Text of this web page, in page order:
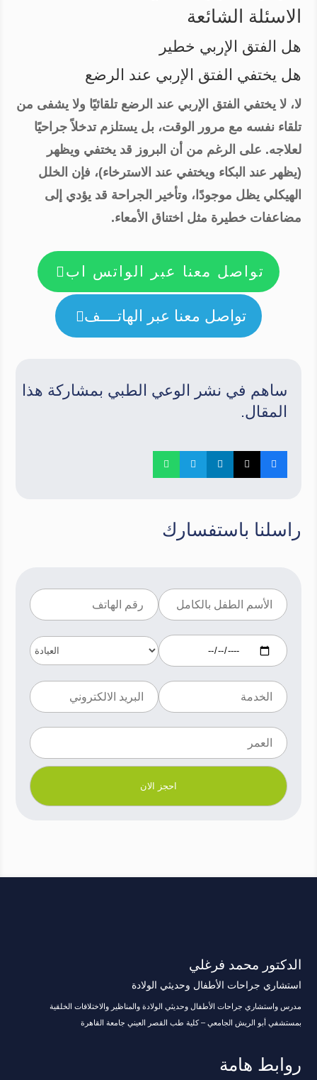
الاسئلة الشائعة
هل الفتق الإربي خطير
هل يختفي الفتق الإربي عند الرضع
لا، لا يختفي الفتق الإربي عند الرضع تلقائيًا ولا يشفى من
تلقاء نفسه مع مرور الوقت، بل يستلزم تدخلاً جراحيًا
لعلاجه. على الرغم من أن البروز قد يختفي ويظهر
(يظهر عند البكاء ويختفي عند الاسترخاء)، فإن الخلل
الهيكلي يظل موجودًا، وتأخير الجراحة قد يؤدي إلى
مضاعفات خطيرة مثل اختناق الأمعاء.
تواصل معنا عبر الواتس اب 
تواصل معنا عبر الهاتــــف
ساهم في نشر الوعي الطبي بمشاركة هذا
المقال.
راسلنا باستفسارك
روابط هامة
الدكتور محمد فرغلي
استشاري جراحات الأطفال وحديثي الولادة
مدرس واستشاري جراحات الأطفال وحديثي الولادة والمناظير والاختلافات الخلقية
بمستشفي أبو الريش الجامعي – كلية طب القصر العيني جامعة القاهرة